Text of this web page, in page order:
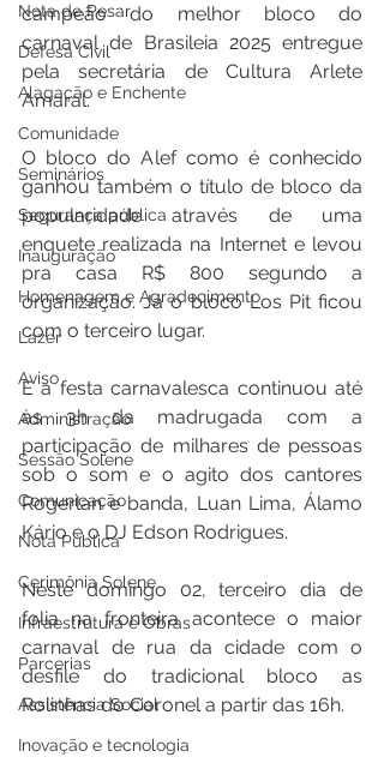
Nota de Pesar
Defesa Civil
Alagação e Enchente
Comunidade
Seminários
Segurança pública
Inauguração
Homenagem e Agradecimento
Lazer
Aviso
Administração
Sessão Solene
Comunicação
Nota Pública
Cerimônia Solene
Infraestrutura e Obras
Parcerias
Assistência Social
Inovação e tecnologia
campeão do melhor bloco do
carnaval de Brasileia 2025 entregue
pela secretária de Cultura Arlete
Amaral.
O bloco do Alef como é conhecido
ganhou também o título de bloco da
popularidade através de uma
enquete realizada na Internet e levou
pra casa R$ 800 segundo a
organização. Já o bloco Los Pit ficou
com o terceiro lugar.
E a festa carnavalesca continuou até
às 3h da madrugada com a
participação de milhares de pessoas
sob o som e o agito dos cantores
Rogerlan e banda, Luan Lima, Álamo
Kário e o DJ Edson Rodrigues.
Neste domingo 02, terceiro dia de
folia na fronteira acontece o maior
carnaval de rua da cidade com o
desfile do tradicional bloco as
Rolinhas do Coronel a partir das 16h.